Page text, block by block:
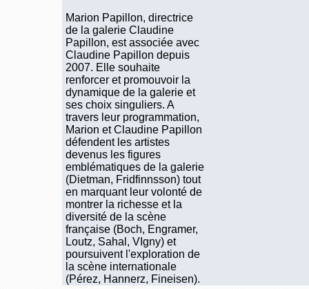
Marion Papillon, directrice
de la galerie Claudine
Papillon, est associée avec
Claudine Papillon depuis
2007. Elle souhaite
renforcer et promouvoir la
dynamique de la galerie et
ses choix singuliers. A
travers leur programmation,
Marion et Claudine Papillon
défendent les artistes
devenus les figures
emblématiques de la galerie
(Dietman, Fridfinnsson) tout
en marquant leur volonté de
montrer la richesse et la
diversité de la scène
française (Boch, Engramer,
Loutz, Sahal, VIgny) et
poursuivent l'exploration de
la scène internationale
(Pérez, Hannerz, Fineisen).